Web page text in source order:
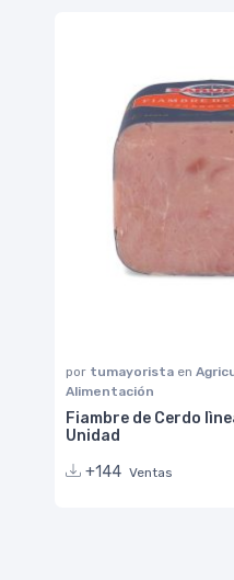
por tumayorista en
Alimentación
Fiambre de Cerdo
Unidad
+144 Ventas